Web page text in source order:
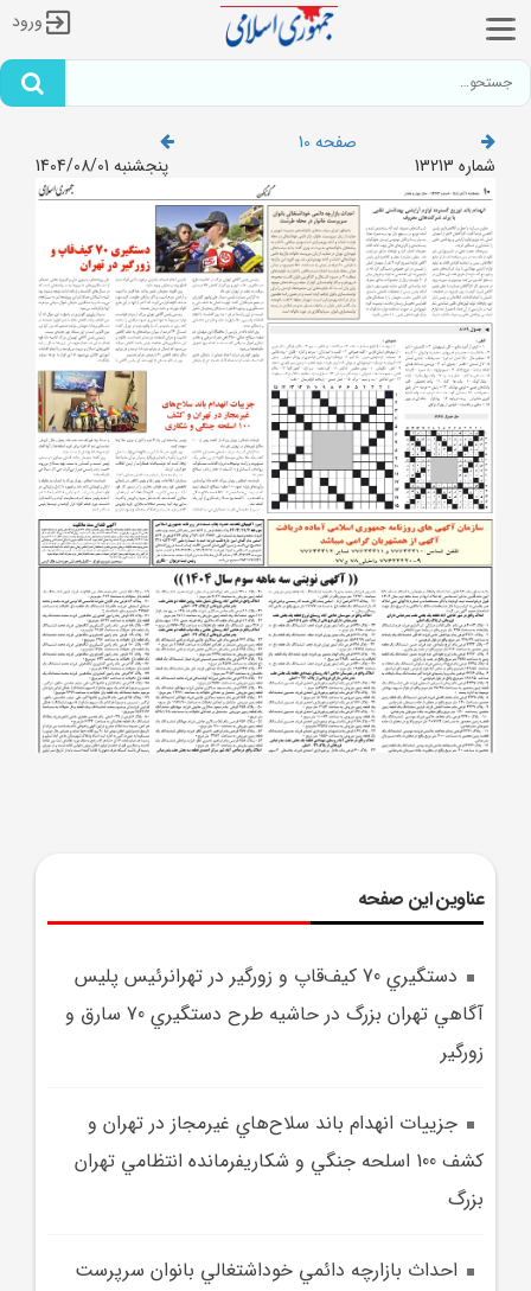
ورود
صفحه 10
شماره 13213
پنجشنبه 1404/08/01
عناوین این صفحه
دستگيري 70 کيف‌قاپ و زورگير در تهرانرئيس پليس
آگاهي تهران بزرگ در حاشيه طرح دستگيري 70 سارق و
زورگير
جزييات انهدام باند سلاح‌هاي غيرمجاز در تهران و
کشف 100 اسلحه جنگي و شکاريفرمانده انتظامي تهران
بزرگ
احداث بازارچه دائمي خوداشتغالي بانوان سرپرست